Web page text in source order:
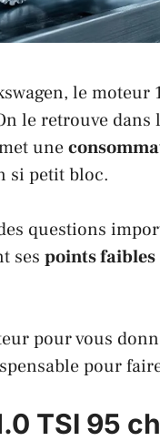
le moteur
le retrouve dans
une
si petit bloc.
questions
ses points faibles
pour vous
pour
TSI 95